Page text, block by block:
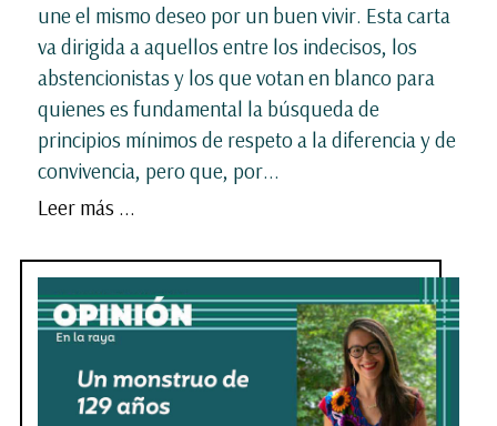
une el mismo deseo por un buen vivir. Esta carta
va dirigida a aquellos entre los indecisos, los
abstencionistas y los que votan en blanco para
quienes es fundamental la búsqueda de
principios mínimos de respeto a la diferencia y de
convivencia, pero que, por...
Leer más ...